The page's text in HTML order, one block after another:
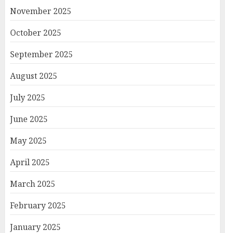
November 2025
October 2025
September 2025
August 2025
July 2025
June 2025
May 2025
April 2025
March 2025
February 2025
January 2025